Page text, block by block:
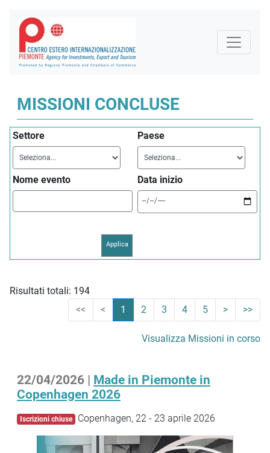
MISSIONI CONCLUSE
Settore Paese
Nome evento Data inizio
Risultati totali: 194
<<
< 1 2 3 4 5 > >>
Visualizza Missioni in corso
22/04/2026 | Made in Piemonte in
Copenhagen 2026
Iscrizioni chiuse Copenhagen, 22 - 23 aprile 2026